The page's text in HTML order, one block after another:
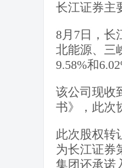
长江证券主
8月7日，长
北能源、三
9.58%和
该公司现收
书》，此次
此次股权转
为长江证券
集团还承诺